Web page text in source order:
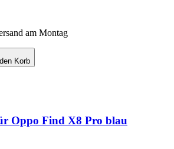
am Montag
Korb
Oppo Find X8 Pro blau